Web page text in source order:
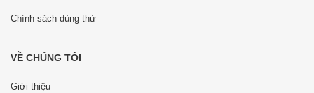
Chính sách dùng thử
VỀ CHÚNG TÔI
Giới thiệu